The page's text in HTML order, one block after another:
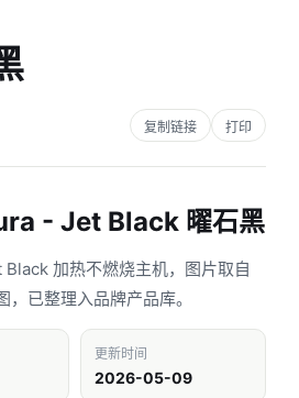
复制链接 打印
- Jet Black 曜石黑
加热不燃烧主机，图片取自
，已整理入品牌产品库。
更新时间
2026-05-09